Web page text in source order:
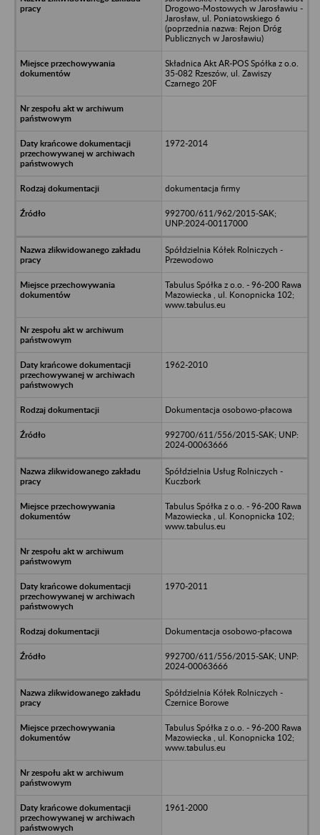
Drogowo-Mostowych w Jarosławiu -
Jarosław, ul. Poniatowskiego 6
(poprzednia nazwa: Rejon Dróg
Publicznych w Jarosławiu)
Składnica Akt AR-POS Spółka z o.o.
35-082 Rzeszów, ul. Zawiszy
Czarnego 20F
1972-2014
dokumentacja firmy
992700/611/962/2015-SAK;
UNP:2024-00117000
Spółdzielnia Kółek Rolniczych -
Przewodowo
Tabulus Spółka z o.o. - 96-200 Rawa
Mazowiecka , ul. Konopnicka 102;
www.tabulus.eu
1962-2010
Dokumentacja osobowo-płacowa
992700/611/556/2015-SAK; UNP:
2024-00063666
Spółdzielnia Usług Rolniczych -
Kuczbork
Tabulus Spółka z o.o. - 96-200 Rawa
Mazowiecka , ul. Konopnicka 102;
www.tabulus.eu
1970-2011
Dokumentacja osobowo-płacowa
992700/611/556/2015-SAK; UNP:
2024-00063666
Spółdzielnia Kółek Rolniczych -
Czernice Borowe
Tabulus Spółka z o.o. - 96-200 Rawa
Mazowiecka , ul. Konopnicka 102;
www.tabulus.eu
1961-2000